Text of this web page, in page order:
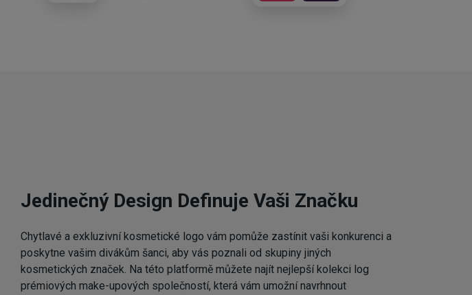
Jedinečný Design Definuje Vaši Značku
Chytlavé a exkluzivní kosmetické logo vám pomůže zastínit vaši konkurenci a
poskytne vašim divákům šanci, aby vás poznali od skupiny jiných
kosmetických značek. Na této platformě můžete najít nejlepší kolekci log
prémiových make-upových společností, která vám umožní navrhnout